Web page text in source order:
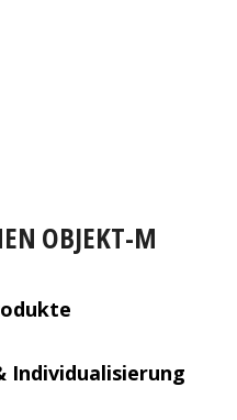
OBJEKT-M
Individualisierung